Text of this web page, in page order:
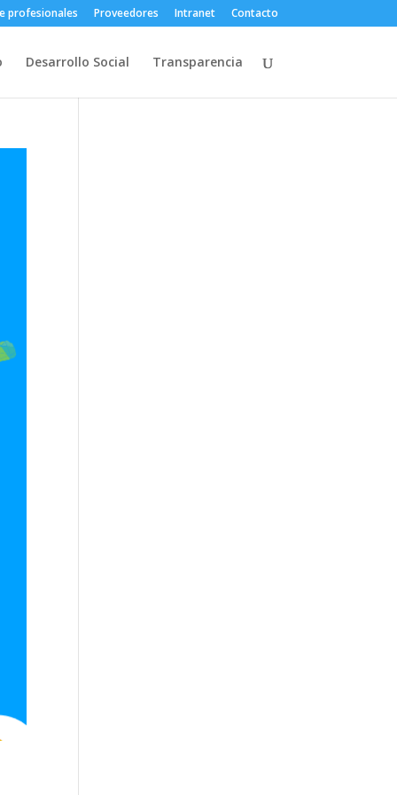
profesionales Proveedores Intranet Contacto
Desarrollo Social Transparencia